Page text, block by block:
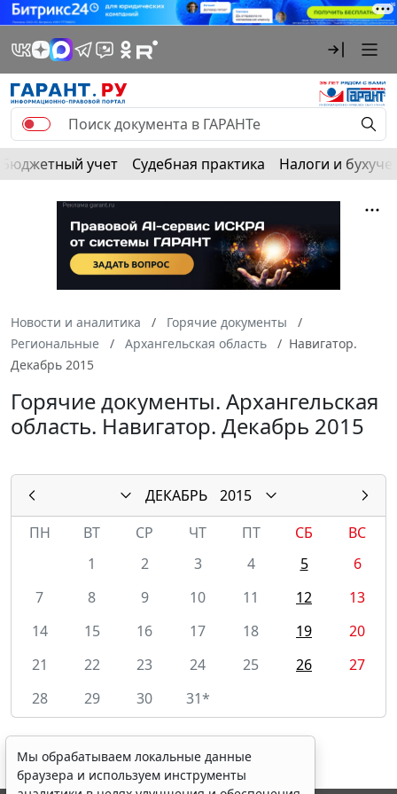
Бюджетный учет Судебная практика Налоги и
Новости и аналитика
Горячие документы
Региональные
Архангельская область
Навигатор.
Декабрь 2015
Горячие документы. Архангельская
область. Навигатор. Декабрь 2015
ДЕКАБРЬ
2015
ПН
ВТ СР ЧТ ПТ СБ
ВС
1
2 3 4 5
6
7
8 9 10 11 12
13
14
15 16 17 18 19
20
21
22 23 24 25 26
27
28
29 30 31*
Мы обрабатываем локальные данные
браузера и используем инструменты